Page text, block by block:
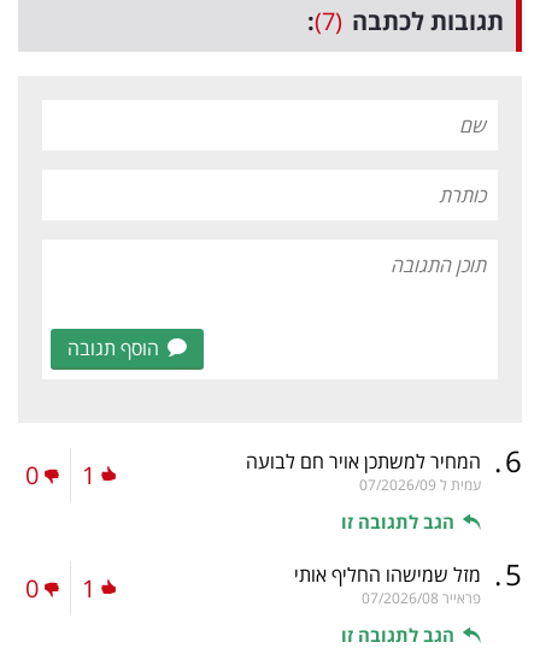
תגובות לכתבה (7)
:
הוסף תגובה
6
. המחיר למשתכן אויר חם לבועה
עמית ל 07/2026/09
הגב לתגובה זו
1
0
5
. מזל שמישהו החליף אותי
פראייר 07/2026/08
הגב לתגובה זו
1
0